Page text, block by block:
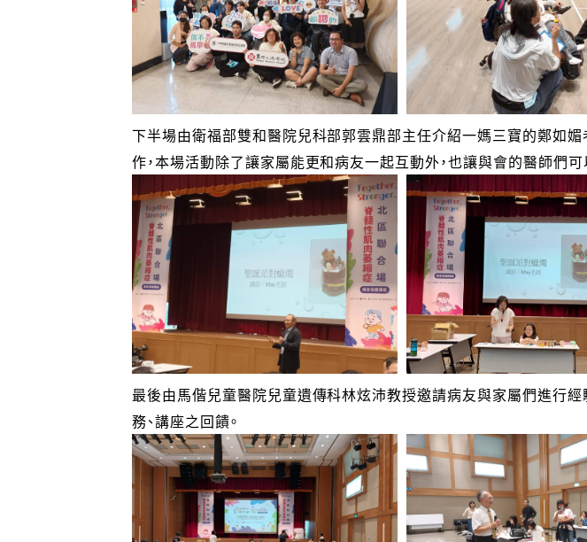
下半場由衛福部雙和醫院兒科部郭雲鼎部主任介紹一媽三寶的鄭如
作，本場活動除了讓家屬能更和病友一起互動外，也讓與會的醫師們可
最後由馬偕兒童醫院兒童遺傳科林炫沛教授邀請病友與家屬們進行
務、講座之回饋。